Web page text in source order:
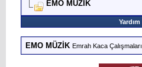
EMO MÜZİK
Yardım
EMO MÜZİK Emrah Kaca Çalışmaları